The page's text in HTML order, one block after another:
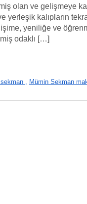
olan ve gelişmeye
yerleşik kalıpların
yeniliğe ve
odaklı […]
Mümin Sekman